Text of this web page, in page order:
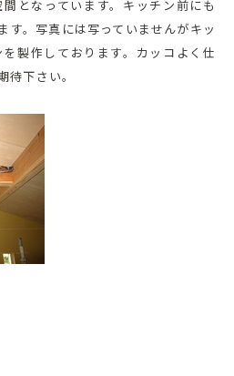
となっています。キッチン前にも
す。写真には写っていませんがキッ
製作しております。カッコよく仕
待下さい。